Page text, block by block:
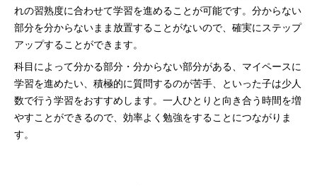
れの習熟度に合わせて学習を進めることが可能です。分からない
部分を分からないまま放置することがないので、確実にステップ
アップすることができます。
科目によって分かる部分・分からない部分がある、マイペースに
学習を進めたい、積極的に質問するのが苦手、といった子は少人
数で行う学習をおすすめします。一人ひとりと向き合う時間を増
やすことができるので、効率よく勉強をすることにつながりま
す。